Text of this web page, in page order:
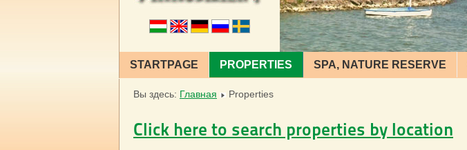
STARTPAGE PROPERTIES SPA, NATURE RESERVE
Вы здесь: Главная Properties
Click here to search properties by location